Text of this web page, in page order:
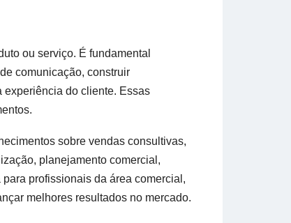
ou serviço. É fundamental
comunicação, construir
experiência do cliente. Essas
sobre vendas consultivas,
planejamento comercial,
profissionais da área comercial,
melhores resultados no mercado.